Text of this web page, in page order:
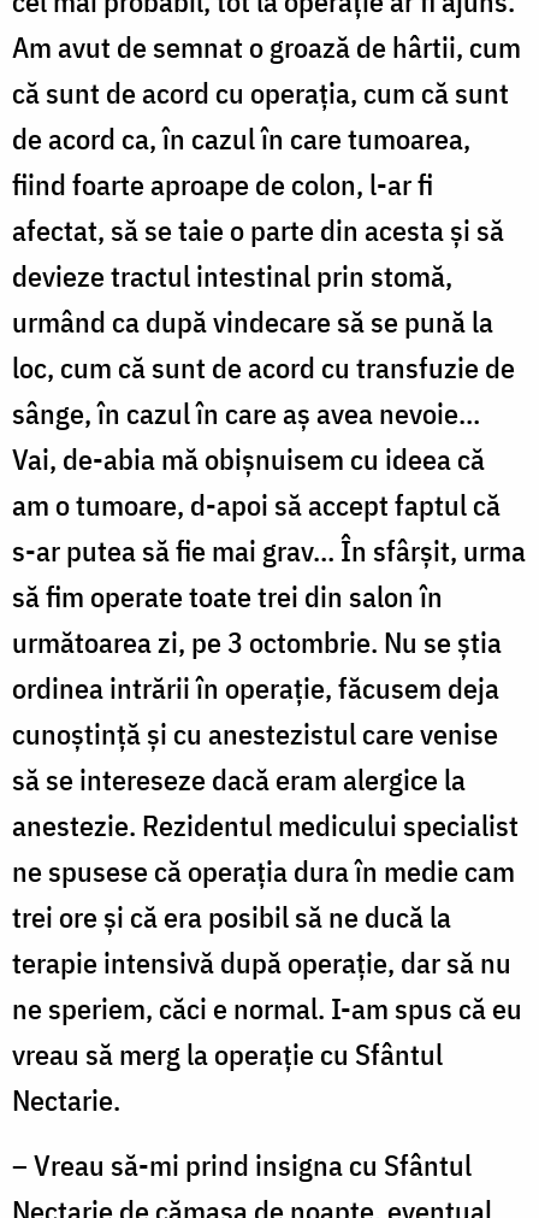
Am avut de semnat o groază de hârtii, cum
că sunt de acord cu operația, cum că sunt
de acord ca, în cazul în care tumoarea,
fiind foarte aproape de colon, l-ar fi
afectat, să se taie o parte din acesta și să
devieze tractul intestinal prin stomă,
urmând ca după vindecare să se pună la
loc, cum că sunt de acord cu transfuzie de
sânge, în cazul în care aș avea nevoie…
Vai, de-abia mă obișnuisem cu ideea că
am o tumoare, d-apoi să accept faptul că
s-ar putea să fie mai grav… În sfârșit, urma
să fim operate toate trei din salon în
următoarea zi, pe 3 octombrie. Nu se știa
ordinea intrării în operație, făcusem deja
cunoștință și cu anestezistul care venise
să se intereseze dacă eram alergice la
anestezie. Rezidentul medicului specialist
ne spusese că operația dura în medie cam
trei ore și că era posibil să ne ducă la
terapie intensivă după operație, dar să nu
ne speriem, căci e normal. I-am spus că eu
vreau să merg la operație cu Sfântul
Nectarie.
– Vreau să-mi prind insigna cu Sfântul